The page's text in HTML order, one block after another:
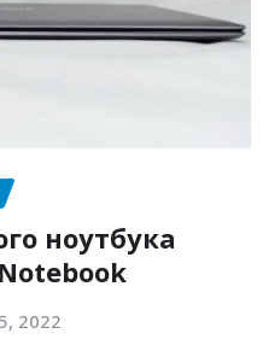
ноутбука
2022